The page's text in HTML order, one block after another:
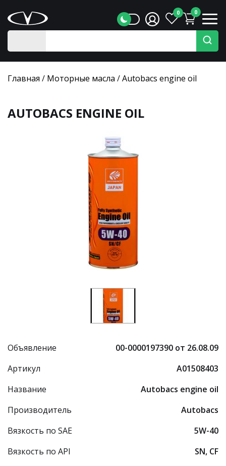
0 0
Главная / Моторные масла /Autobacs engine oil
AUTOBACS ENGINE OIL
Объявление
00-0000197390 от 26.08.09
Артикул
A01508403
Название
Autobacs engine oil
Производитель
Autobacs
Вязкость по SAE
5W-40
Вязкость по API
SN, CF